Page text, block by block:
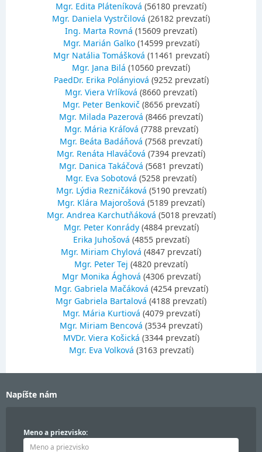
Mgr. Edita Pláteníková (56180 prevzatí)
Mgr. Daniela Vystrčilová (26182 prevzatí)
Ing. Marta Rovná (15609 prevzatí)
Mgr. Marián Galko(14599 prevzatí)
Mgr Natália Tomášková (11461 prevzatí)
Mgr. Jana Bilá (10560 prevzatí)
PaedDr. Erika Polányiová (9252 prevzatí)
Mgr. Viera Vrlíková (8660 prevzatí)
Mgr. Peter Benkovič (8656 prevzatí)
Mgr. Milada Pazerová (8466 prevzatí)
Mgr. Mária Kráľová (7788 prevzatí)
Mgr. Beáta Badáňová (7568 prevzatí)
Mgr. Renáta Hlaváčová (7394 prevzatí)
Mgr. Danica Takáčová (5681 prevzatí)
Mgr. Eva Sobotová (5258 prevzatí)
Mgr. Lýdia Rezničáková (5190 prevzatí)
Mgr. Klára Majorošová (5189 prevzatí)
Mgr. Andrea Karchutňáková (5018 prevzatí)
Mgr. Peter Konrády(4884 prevzatí)
Erika Juhošová (4855 prevzatí)
Mgr. Miriam Chylová (4847 prevzatí)
Mgr. Peter Tej (4820 prevzatí)
Mgr Monika Ághová (4306 prevzatí)
Mgr. Gabriela Mačáková (4254 prevzatí)
Mgr Gabriela Bartalová (4188 prevzatí)
Mgr. Mária Kurtiová (4079 prevzatí)
Mgr. Miriam Bencová (3534 prevzatí)
MVDr. Viera Košická (3344 prevzatí)
Mgr. Eva Volková (3163 prevzatí)
Napíšte nám
Meno a priezvisko: